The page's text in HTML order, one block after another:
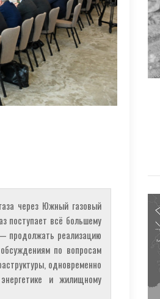
через Южный газовый
поступает всё большему
продолжать реализацию
по вопросам
одновременно
и жилищному